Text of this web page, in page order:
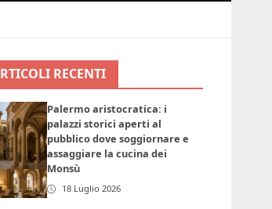
RECENTI
Palermo aristocratica: i
palazzi storici aperti al
pubblico dove soggiornare e
assaggiare la cucina dei
Monsù
18 Luglio 2026